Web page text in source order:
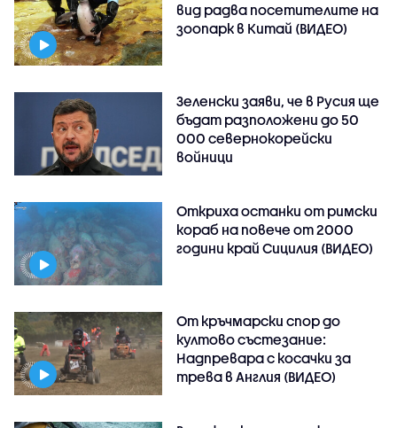
вид радва посетителите на
зоопарк в Китай (ВИДЕО)
Зеленски заяви, че в Русия ще
бъдат разположени до 50
000 севернокорейски
войници
Откриха останки от римски
кораб на повече от 2000
години край Сицилия (ВИДЕО)
От кръчмарски спор до
култово състезание:
Надпревара с косачки за
трева в Англия (ВИДЕО)